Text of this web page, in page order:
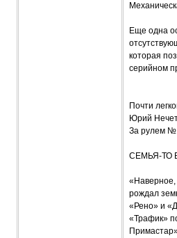
Еще одна
которая
серийном
Почти
Юрий
За рулем
СЕМЬЯ-ТО
«Наверное,
рождал
«Рено» и
«Трафик»